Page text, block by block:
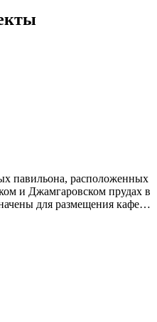
павильона, расположенных
и Джамгаровском прудах в
для размещения кафе…